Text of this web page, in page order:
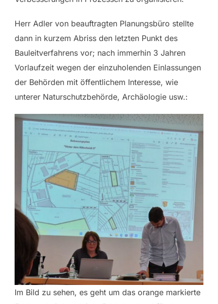
Herr Adler von beauftragten Planungsbüro stellte
dann in kurzem Abriss den letzten Punkt des
Bauleitverfahrens vor; nach immerhin 3 Jahren
Vorlaufzeit wegen der einzuholenden Einlassungen
der Behörden mit öffentlichem Interesse, wie
unterer Naturschutzbehörde, Archäologie usw.:
Im Bild zu sehen, es geht um das orange markierte